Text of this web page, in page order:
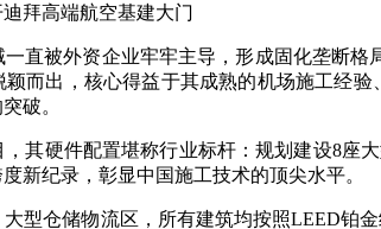
拜高端航空基建大门
直被外资企业牢牢主导，形成固化垄断
而出，核心得益于其成熟的机场施工经
破。
其硬件配置堪称行业标杆：规划建设8座
新纪录，彰显中国施工技术的顶尖水平。
型仓储物流区，所有建筑均按照LEED铂